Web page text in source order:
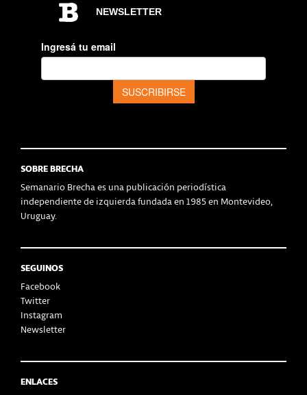
SOBRE BRECHA
Semanario Brecha es una publicación periodística
independiente de izquierda fundada en 1985 en Montevideo,
Uruguay.
SEGUINOS
Facebook
Twitter
Instagram
Newsletter
ENLACES